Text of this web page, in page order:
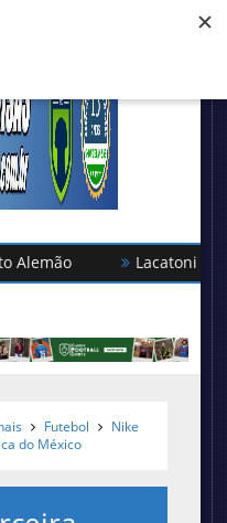
Lacatoni lança as
Futebol
Nike
do México